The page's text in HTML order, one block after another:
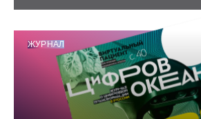
ЖУРНАЛ